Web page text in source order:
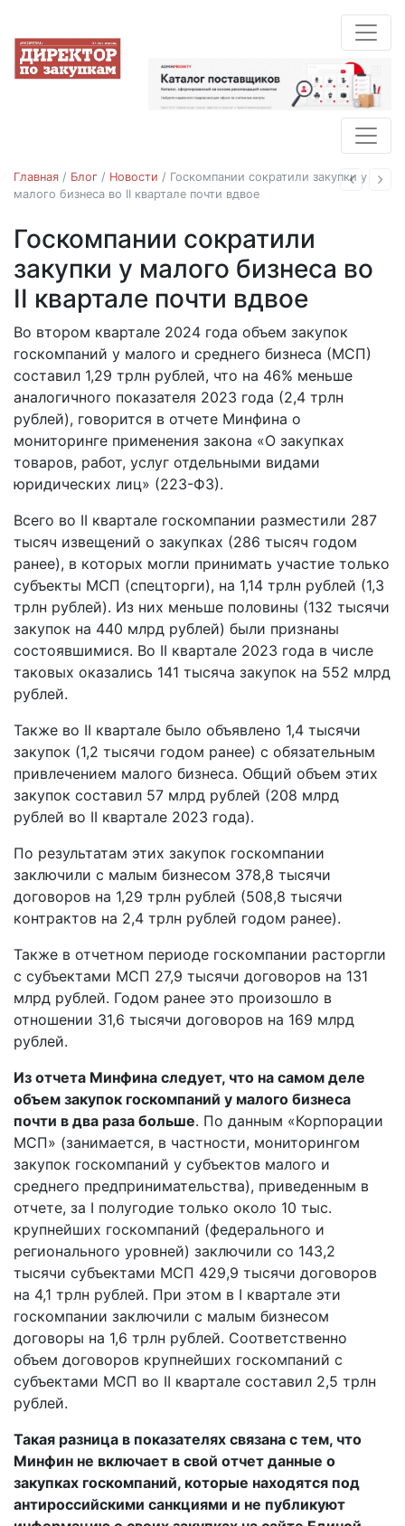
Назад
Главная / Блог / Новости / Госкомпании сократили закупки у
малого бизнеса во II квартале почти вдвое
Новости
Госкомпании сократили
закупки у малого бизнеса во
II квартале почти вдвое
30.07.2024
Во втором квартале 2024 года объем закупок
госкомпаний у малого и среднего бизнеса (МСП)
составил 1,29 трлн рублей, что на 46% меньше
аналогичного показателя 2023 года (2,4 трлн
рублей), говорится в отчете Минфина о
мониторинге применения закона «О закупках
товаров, работ, услуг отдельными видами
юридических лиц» (223-ФЗ).
Всего во II квартале госкомпании разместили 287
тысяч извещений о закупках (286 тысяч годом
ранее), в которых могли принимать участие только
субъекты МСП (спецторги), на 1,14 трлн рублей (1,3
трлн рублей). Из них меньше половины (132 тысячи
закупок на 440 млрд рублей) были признаны
состоявшимися. Во II квартале 2023 года в числе
таковых оказались 141 тысяча закупок на 552 млрд
рублей.
Также во II квартале было объявлено 1,4 тысячи
закупок (1,2 тысячи годом ранее) с обязательным
привлечением малого бизнеса. Общий объем этих
закупок составил 57 млрд рублей (208 млрд
рублей во II квартале 2023 года).
По результатам этих закупок госкомпании
заключили с малым бизнесом 378,8 тысячи
договоров на 1,29 трлн рублей (508,8 тысячи
контрактов на 2,4 трлн рублей годом ранее).
Также в отчетном периоде госкомпании расторгли
с субъектами МСП 27,9 тысячи договоров на 131
млрд рублей. Годом ранее это произошло в
отношении 31,6 тысячи договоров на 169 млрд
рублей.
Из отчета Минфина следует, что на самом деле
объем закупок госкомпаний у малого бизнеса
почти в два раза больше. По данным «Корпорации
МСП» (занимается, в частности, мониторингом
закупок госкомпаний у субъектов малого и
среднего предпринимательства), приведенным в
отчете, за I полугодие только около 10 тыс.
крупнейших госкомпаний (федерального и
регионального уровней) заключили со 143,2
тысячи субъектами МСП 429,9 тысячи договоров
на 4,1 трлн рублей. При этом в I квартале эти
госкомпании заключили с малым бизнесом
договоры на 1,6 трлн рублей. Соответственно
объем договоров крупнейших госкомпаний с
субъектами МСП во II квартале составил 2,5 трлн
рублей.
Такая разница в показателях связана с тем, что
Минфин не включает в свой отчет данные о
закупках госкомпаний, которые находятся под
антироссийскими санкциями и не публикуют